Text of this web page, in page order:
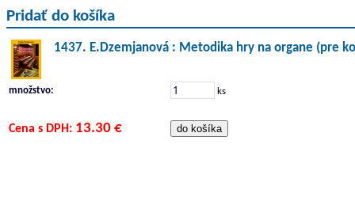
Pridať do košíka
1437. E.Dzemjanová : Metodika hry na organe (pre
množstvo: ks
Cena s DPH: 13.30 €